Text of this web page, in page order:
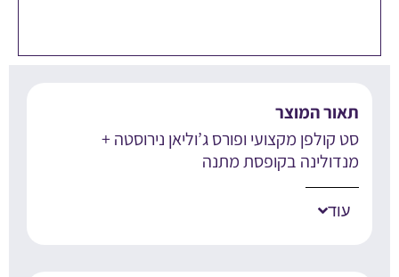
המוצר
קולפן מקצועי ופורס ג’וליאן נירוסטה +
בקופסת מתנה